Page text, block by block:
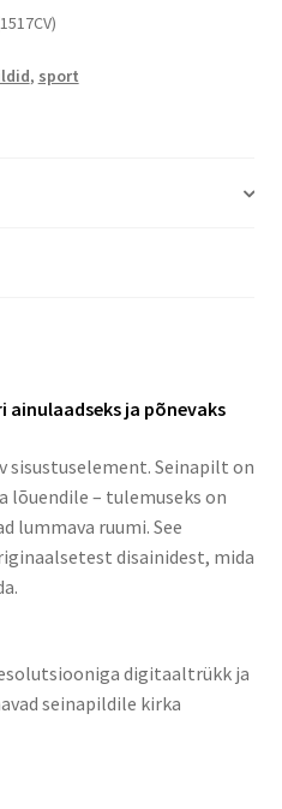
, sport
ja põnevaks
sisustuselement. Seinapilt on
– tulemuseks on
lummava ruumi. See
disainidest, mida
digitaaltrükk ja
seinapildile kirka